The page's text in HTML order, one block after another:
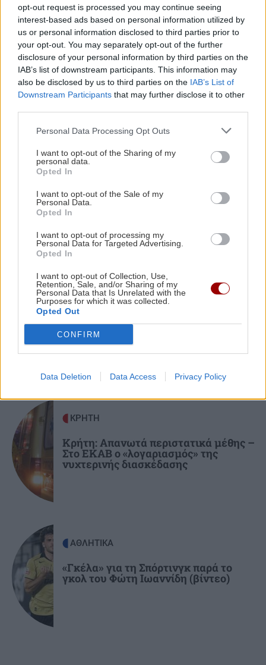
opt-out request is processed you may continue seeing
interest-based ads based on personal information utilized by
us or personal information disclosed to third parties prior to
your opt-out. You may separately opt-out of the further
disclosure of your personal information by third parties on the
IAB’s list of downstream participants. This information may
also be disclosed by us to third parties on the IAB’s List of
Downstream Participants that may further disclose it to other
Personal Data Processing Opt Outs
I want to opt-out of the Sharing of my
personal data.
Opted In
I want to opt-out of the Sale of my
Personal Data.
Opted In
I want to opt-out of processing my
Personal Data for Targeted Advertising.
Opted In
I want to opt-out of Collection, Use,
Retention, Sale, and/or Sharing of my
Personal Data that Is Unrelated with the
Purposes for which it was collected.
Opted Out
CONFIRM
Data Deletion Data Access Privacy Policy
«Γκέλα» για τη Σπόρτινγκ παρά το γκολ του
Φώτη Ιωαννίδη (βίντεο)
11:23
ΚΡΗΤΗ
Οδοιπορικό στα μοναστήρια του Ρεθύμνου -
Πού χτυπά η καρδιά του Δεκαπενταύγουστου
11:21
ΑΘΛΗΤΙΚΑ
το ασημένιο μετάλλιο στα 800 μέτρα
11:12
ΠΟΛΙΤΙΚΗ
ΠΑΣΟΚ: "Δεν θα παραδώσουμε την πολιτική
GOSSIP - LIFESTYLE
Αργυρός - Νίκα: Οι καλοκαιρινές στιγμές με τα
δύο παιδιά τους πάνω στο γιοτ
10:48
ΚΡΗΤΗ
Ηράκλειο: Δύο συλλήψεις για ναρκωτικά –
Κατασχέθηκε σχεδόν μισό κιλό κάνναβης
Η εβδομαδιαία ανασκόπηση Καλοκαιρινού –
Στο επίκεντρο σχολεία, έργα και θερμική
προστασία
ΠΕΡΙΣΣΟΤΕΡΑ
ΑΘΛΗΤΙΚΑ
ΟΦΗ: Στο Ηράκλειο ο Λορέντσο
Ντίκμαν – Τη Δευτέρα οι εξετάσεις
και οι υπογραφές
ΚΡΗΤΗ
Τέλος στην ταλαιπωρία: Πώς θα
παίρνουμε πινακίδες ΙΧ με λίγα κλικ!
ΚΡΗΤΗ
Κρήτη: Απανωτά περιστατικά μέθης –
Στο ΕΚΑΒ ο «λογαριασμός» της
νυχτερινής διασκέδασης
ΑΘΛΗΤΙΚΑ
«Γκέλα» για τη Σπόρτινγκ παρά το
γκολ του Φώτη Ιωαννίδη (βίντεο)